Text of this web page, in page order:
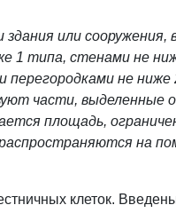
или сооружения,
1 типа, стенами не
перегородками не
части, выделенные
площадь,
на
клеток. Введены